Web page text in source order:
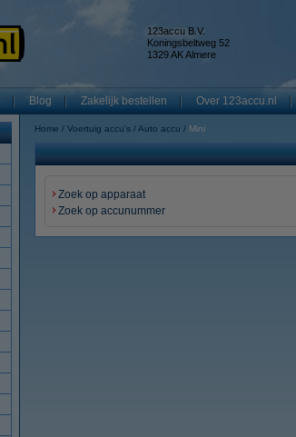
123accu B.V.
Koningsbeltweg 52
1329 AK Almere
Blog Zakelijk bestellen Over 123accu.nl
Home Voertuig accu's Auto accu Mini
Zoek op apparaat
Zoek op accunummer